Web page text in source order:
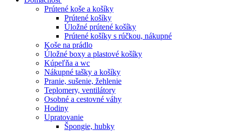
Prútené koše a košíky
Prútené košíky
Úložné prútené košíky
Prútené košíky s rúčkou, nákupné
Koše na prádlo
Úložné boxy a plastové košíky
Kúpeľňa a wc
Nákupné tašky a košíky
Pranie, sušenie, žehlenie
Teplomery, ventilátory
Osobné a cestovné váhy
Hodiny
Upratovanie
Špongie, hubky